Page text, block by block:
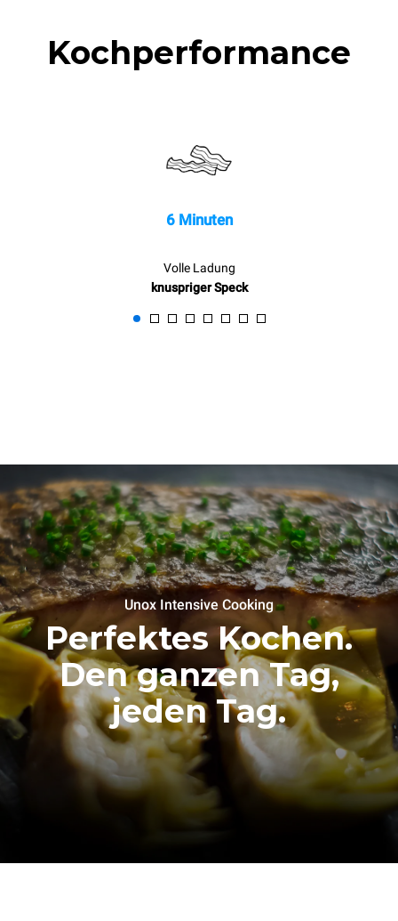
Kochperformance
6 Minuten
Volle Ladung
knuspriger Speck
Unox Intensive Cooking
Perfektes Kochen.
Den ganzen Tag,
jeden Tag.